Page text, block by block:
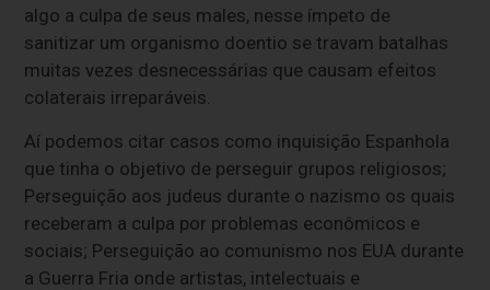
algo a culpa de seus males, nesse ímpeto de
sanitizar um organismo doentio se travam batalhas
muitas vezes desnecessárias que causam efeitos
colaterais irreparáveis.
Aí podemos citar casos como inquisição Espanhola
que tinha o objetivo de perseguir grupos religiosos;
Perseguição aos judeus durante o nazismo os quais
receberam a culpa por problemas econômicos e
sociais; Perseguição ao comunismo nos EUA durante
a Guerra Fria onde artistas, intelectuais e